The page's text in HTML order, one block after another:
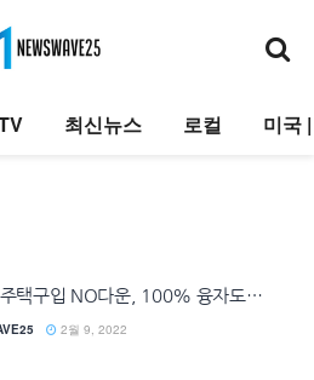
최신뉴스 로컬 미국
주택구입 NO다운, 100% 융자도…
2월 9, 2022